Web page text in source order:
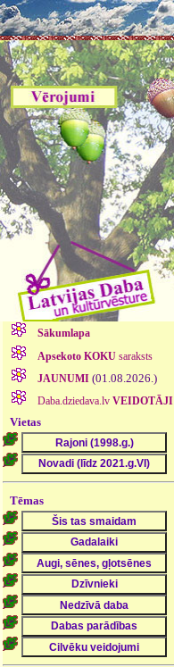
Sākumlapa
Apsekoto KOKUsaraksts
JAUNUMI (01.08.2026.)
Daba.dziedava.lv VEIDOTĀJI
Vietas
Tēmas